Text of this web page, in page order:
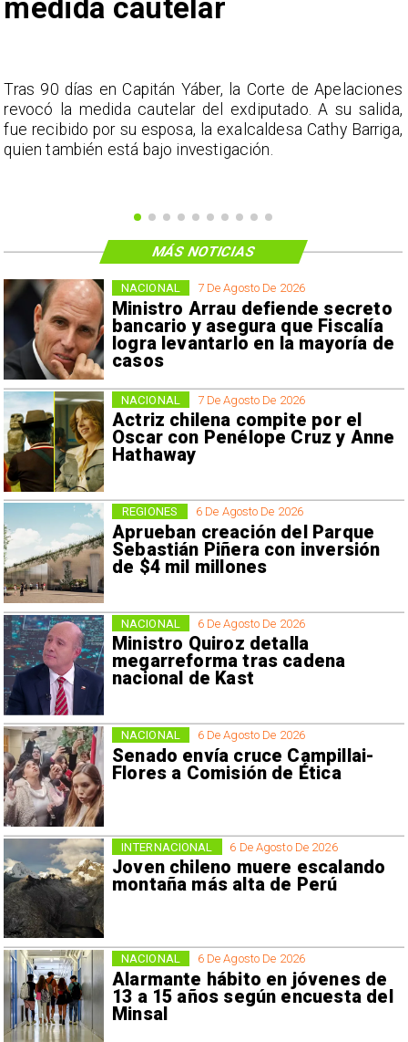
medida cautelar
Tras 90 días en Capitán Yáber, la Corte de Apelaciones
revocó la medida cautelar del exdiputado. A su salida,
fue recibido por su esposa, la exalcaldesa Cathy Barriga,
quien también está bajo investigación.
7 De Agosto De 2026
Ministro Arrau defiende secreto
bancario y asegura que Fiscalía
logra levantarlo en la mayoría de
casos
NACIONAL
7 De Agosto De 2026
Actriz chilena compite por el
Oscar con Penélope Cruz y Anne
Hathaway
NACIONAL
6 De Agosto De 2026
Aprueban creación del Parque
Sebastián Piñera con inversión
de $4 mil millones
REGIONES
6 De Agosto De 2026
Ministro Quiroz detalla
megarreforma tras cadena
nacional de Kast
NACIONAL
6 De Agosto De 2026
Senado envía cruce Campillai-
Flores a Comisión de Ética
NACIONAL
6 De Agosto De 2026
Joven chileno muere escalando
montaña más alta de Perú
INTERNACIONAL
6 De Agosto De 2026
Alarmante hábito en jóvenes de
13 a 15 años según encuesta del
Minsal
NACIONAL
MÁS NOTICIAS